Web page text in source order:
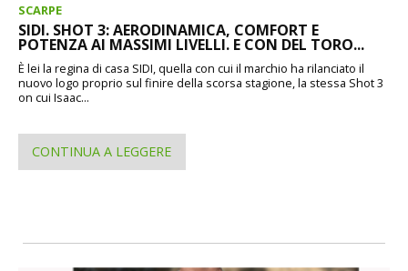
SCARPE
SIDI. SHOT 3: AERODINAMICA, COMFORT E
POTENZA AI MASSIMI LIVELLI. E CON DEL TORO...
È lei la regina di casa SIDI, quella con cui il marchio ha rilanciato il
nuovo logo proprio sul finire della scorsa stagione, la stessa Shot 3
on cui Isaac...
CONTINUA A LEGGERE